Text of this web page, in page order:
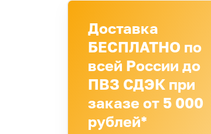
Доставка
БЕСПЛАТНО по
всей России до
ПВЗ СДЭК при
заказе от 5 000
рублей*